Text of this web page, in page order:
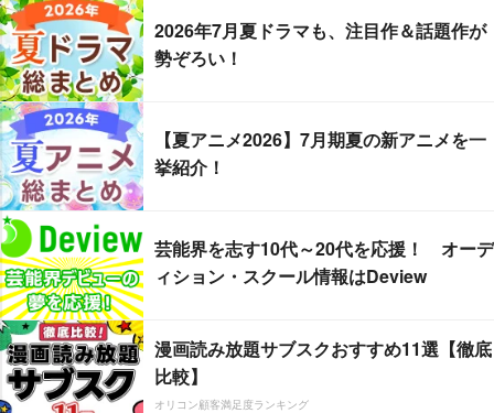
2026年7月夏ドラマも、注目作＆話題作が
勢ぞろい！
【夏アニメ2026】7月期夏の新アニメを一
挙紹介！
芸能界を志す10代～20代を応援！ オーデ
ィション・スクール情報はDeview
漫画読み放題サブスクおすすめ11選【徹底
比較】
オリコン顧客満足度ランキング